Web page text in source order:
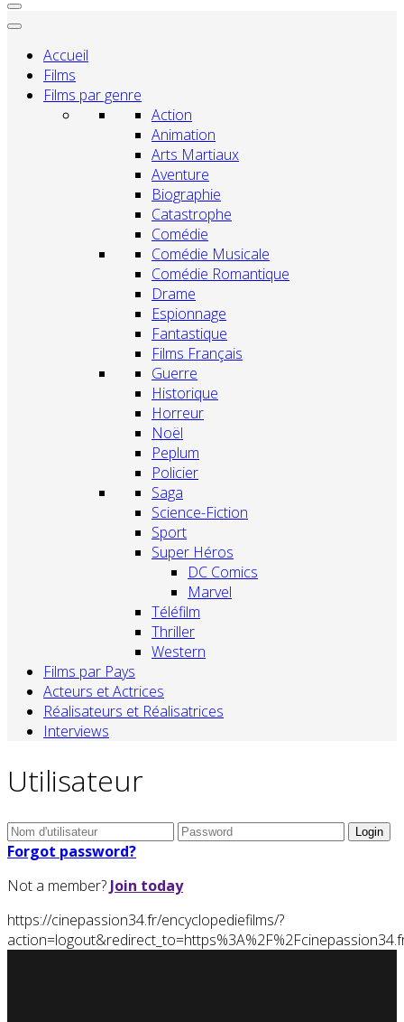
Accueil
Films
Films par genre
Action
Animation
Arts Martiaux
Aventure
Biographie
Catastrophe
Comédie
Comédie Musicale
Comédie Romantique
Drame
Espionnage
Fantastique
Films Français
Guerre
Historique
Horreur
Noël
Peplum
Policier
Saga
Science-Fiction
Sport
Super Héros
DC Comics
Marvel
Téléfilm
Thriller
Western
Films par Pays
Acteurs et Actrices
Réalisateurs et Réalisatrices
Interviews
Utilisateur
Forgot password?
Not a member? Join today
https://cinepassion34.fr/encyclopediefilms/?